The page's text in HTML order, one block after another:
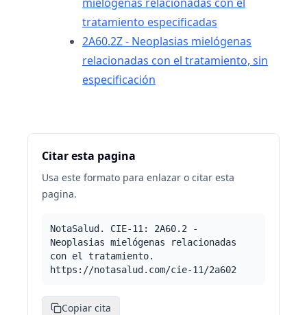
tratamiento especificadas
2A60.2Z - Neoplasias mielógenas
relacionadas con el tratamiento, sin
especificación
Citar esta pagina
Usa este formato para enlazar o citar esta
pagina.
NotaSalud. CIE-11: 2A60.2 -
Neoplasias mielógenas relacionadas
con el tratamiento.
https://notasalud.com/cie-11/2a602
Copiar cita